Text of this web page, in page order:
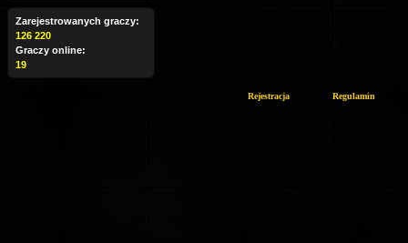
Zarejestrowanych graczy:
126 220
Graczy online:
19
Rejestracja Regulamin